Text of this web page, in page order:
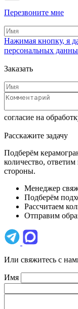
Перезвоните мне
Нажимая кнопку, я
персональных
Заказать
согласие на
Расскажите задачу
Подберём
количество,
стороны.
Менеджер
Подберём
Рассчитаем
Отправим
Или свяжитесь с
Имя